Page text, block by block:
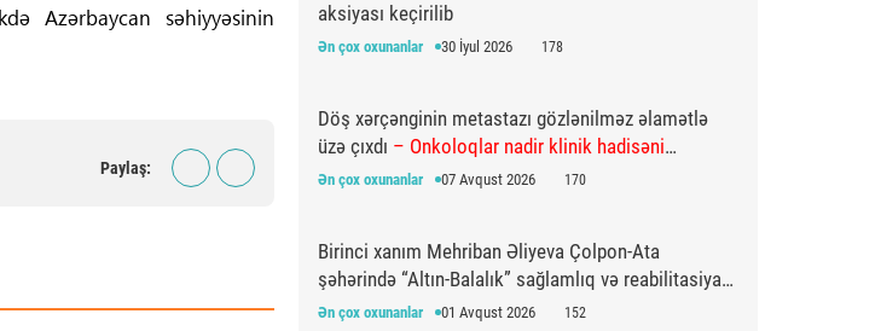
Azərbaycan səhiyyəsinin
Paylaş:
aksiyası keçirilib
Ən çox oxunanlar 30 İyul 2026 178
Döş xərçənginin metastazı gözlənilməz əlamətlə
üzə çıxdı – Onkoloqlar nadir klinik hadisəni
açıqlayıblar
Ən çox oxunanlar 07 Avqust 2026 170
Birinci xanım Mehriban Əliyeva Çolpon-Ata
şəhərində “Altın-Balalık” sağlamlıq və reabilitasiya
mərkəzi ilə tanış olub
Ən çox oxunanlar 01 Avqust 2026 152